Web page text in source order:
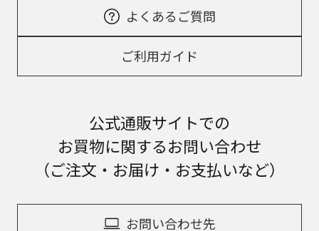
よくあるご質問
ご利用ガイド
公式通販サイトでの
お買物に関するお問い合わせ
（ご注文・お届け・お支払いなど）
お問い合わせ先